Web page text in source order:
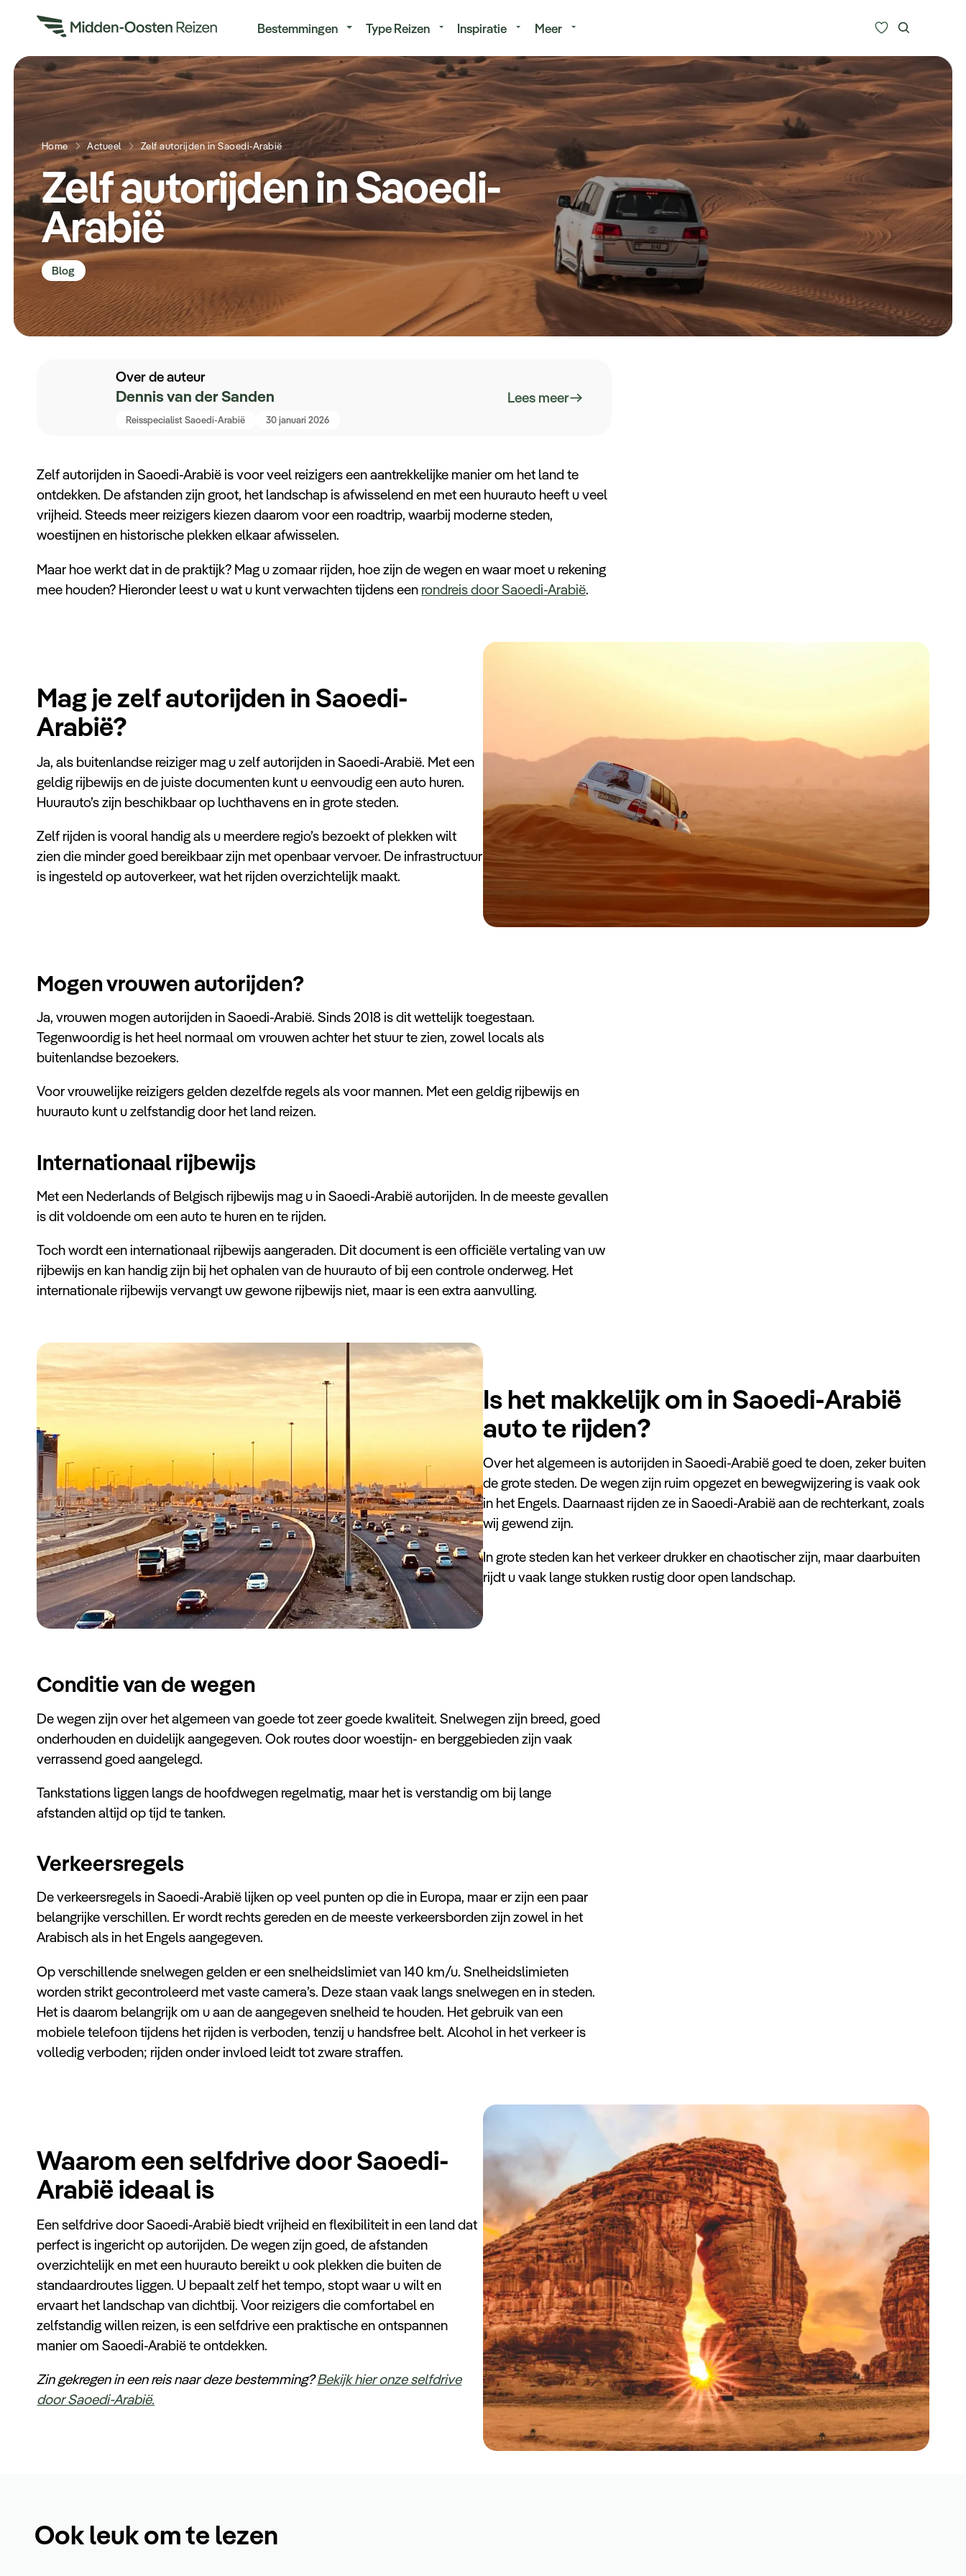
Bestemmingen Type Reizen Inspiratie Meer
Alle bestemmingen
Type Reizen
Inspiratie
Meer
Home Actueel Zelf autorijden in Saoedi-Arabië
Zelf autorijden in Saoedi-
Arabië
Blog
Over de auteur
Dennis van der Sanden
Reisspecialist Saoedi-Arabië 30 januari 2026
Lees meer
Zelf autorijden in Saoedi-Arabië is voor veel reizigers een aantrekkelijke manier om het land te
ontdekken. De afstanden zijn groot, het landschap is afwisselend en met een huurauto heeft u veel
vrijheid. Steeds meer reizigers kiezen daarom voor een roadtrip, waarbij moderne steden,
woestijnen en historische plekken elkaar afwisselen.
Maar hoe werkt dat in de praktijk? Mag u zomaar rijden, hoe zijn de wegen en waar moet u rekening
mee houden? Hieronder leest u wat u kunt verwachten tijdens een rondreis door Saoedi-Arabië.
Mag je zelf autorijden in Saoedi-
Arabië?
Ja, als buitenlandse reiziger mag u zelf autorijden in Saoedi-Arabië. Met een
geldig rijbewijs en de juiste documenten kunt u eenvoudig een auto huren.
Huurauto’s zijn beschikbaar op luchthavens en in grote steden.
Zelf rijden is vooral handig als u meerdere regio’s bezoekt of plekken wilt
zien die minder goed bereikbaar zijn met openbaar vervoer. De infrastructuur
is ingesteld op autoverkeer, wat het rijden overzichtelijk maakt.
Mogen vrouwen autorijden?
Ja, vrouwen mogen autorijden in Saoedi-Arabië. Sinds 2018 is dit wettelijk toegestaan.
Tegenwoordig is het heel normaal om vrouwen achter het stuur te zien, zowel locals als
buitenlandse bezoekers.
Voor vrouwelijke reizigers gelden dezelfde regels als voor mannen. Met een geldig rijbewijs en
huurauto kunt u zelfstandig door het land reizen.
Internationaal rijbewijs
Met een Nederlands of Belgisch rijbewijs mag u in Saoedi-Arabië autorijden. In de meeste gevallen
is dit voldoende om een auto te huren en te rijden.
Toch wordt een internationaal rijbewijs aangeraden. Dit document is een officiële vertaling van uw
rijbewijs en kan handig zijn bij het ophalen van de huurauto of bij een controle onderweg. Het
internationale rijbewijs vervangt uw gewone rijbewijs niet, maar is een extra aanvulling.
Is het makkelijk om in Saoedi-Arabië
auto te rijden?
Over het algemeen is autorijden in Saoedi-Arabië goed te doen, zeker buiten
de grote steden. De wegen zijn ruim opgezet en bewegwijzering is vaak ook
in het Engels. Daarnaast rijden ze in Saoedi-Arabië aan de rechterkant, zoals
wij gewend zijn.
In grote steden kan het verkeer drukker en chaotischer zijn, maar daarbuiten
rijdt u vaak lange stukken rustig door open landschap.
Conditie van de wegen
De wegen zijn over het algemeen van goede tot zeer goede kwaliteit. Snelwegen zijn breed, goed
onderhouden en duidelijk aangegeven. Ook routes door woestijn- en berggebieden zijn vaak
verrassend goed aangelegd.
Tankstations liggen langs de hoofdwegen regelmatig, maar het is verstandig om bij lange
afstanden altijd op tijd te tanken.
Verkeersregels
De verkeersregels in Saoedi-Arabië lijken op veel punten op die in Europa, maar er zijn een paar
belangrijke verschillen. Er wordt rechts gereden en de meeste verkeersborden zijn zowel in het
Arabisch als in het Engels aangegeven.
Op verschillende snelwegen gelden er een snelheidslimiet van 140 km/u. Snelheidslimieten
worden strikt gecontroleerd met vaste camera’s. Deze staan vaak langs snelwegen en in steden.
Het is daarom belangrijk om u aan de aangegeven snelheid te houden. Het gebruik van een
mobiele telefoon tijdens het rijden is verboden, tenzij u handsfree belt. Alcohol in het verkeer is
volledig verboden; rijden onder invloed leidt tot zware straffen.
Waarom een selfdrive door Saoedi-
Arabië ideaal is
Een selfdrive door Saoedi-Arabië biedt vrijheid en flexibiliteit in een land dat
perfect is ingericht op autorijden. De wegen zijn goed, de afstanden
overzichtelijk en met een huurauto bereikt u ook plekken die buiten de
standaardroutes liggen. U bepaalt zelf het tempo, stopt waar u wilt en
ervaart het landschap van dichtbij. Voor reizigers die comfortabel en
zelfstandig willen reizen, is een selfdrive een praktische en ontspannen
manier om Saoedi-Arabië te ontdekken.
Zin gekregen in een reis naar deze bestemming?Bekijk hier onze selfdrive
door Saoedi-Arabië.
Ook leuk om te lezen